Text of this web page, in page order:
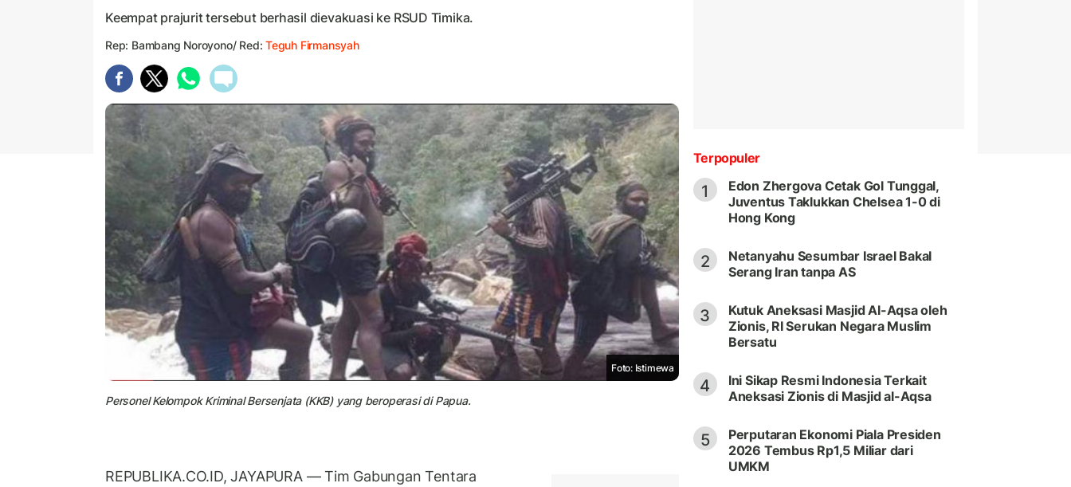
Keempat prajurit tersebut berhasil dievakuasi ke RSUD Timika.
Rep: Bambang Noroyono/ Red:Teguh Firmansyah
Foto: Istimewa
Personel Kelompok Kriminal Bersenjata (KKB) yang beroperasi di Papua.
REPUBLIKA.CO.ID, JAYAPURA — Tim Gabungan Tentara
Terpopuler
1
Edon Zhergova Cetak Gol Tunggal,
Juventus Taklukkan Chelsea 1-0 di
Hong Kong
2
Netanyahu Sesumbar Israel Bakal
Serang Iran tanpa AS
3
Kutuk Aneksasi Masjid Al-Aqsa oleh
Zionis, RI Serukan Negara Muslim
Bersatu
4
Ini Sikap Resmi Indonesia Terkait
Aneksasi Zionis di Masjid al-Aqsa
5
Perputaran Ekonomi Piala Presiden
2026 Tembus Rp1,5 Miliar dari
UMKM